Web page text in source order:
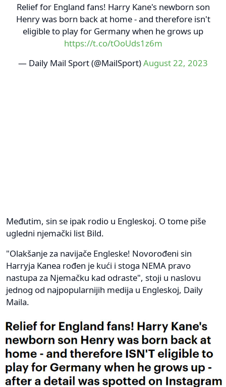
Relief for England fans! Harry Kane's newborn son
Henry was born back at home - and therefore isn't
eligible to play for Germany when he grows up
https://t.co/tOoUds1z6m
— Daily Mail Sport (@MailSport)August 22, 2023
Međutim, sin se ipak rodio u Engleskoj. O tome piše
ugledni njemački list Bild.
"Olakšanje za navijače Engleske! Novorođeni sin
Harryja Kanea rođen je kući i stoga NEMA pravo
nastupa za Njemačku kad odraste", stoji u naslovu
jednog od najpopularnijih medija u Engleskoj, Daily
Maila.